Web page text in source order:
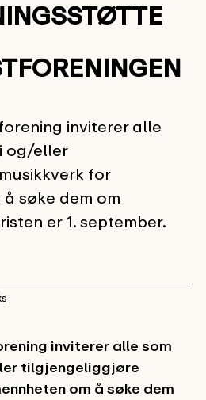
inviterer alle
og/eller
for
søke dem om
er 1. september.
inviterer alle som
tilgjengeliggjøre
om å søke dem